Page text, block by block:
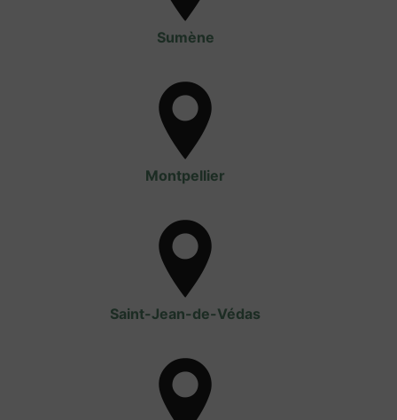
Sumène
Montpellier
Saint-Jean-de-Védas